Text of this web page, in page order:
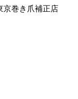
京巻き爪補正店